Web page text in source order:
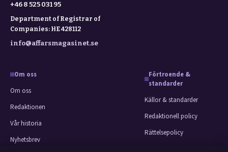
+46 8 525 031 95
Department of Registrar of
Companies: HE 428112
info@affarsmagasinet.se
Om oss
Om oss
Redaktionen
Vår historia
Nyhetsbrev
Förtroende &
standarder
Källor & standarder
Redaktionell policy
Rättelsepolicy